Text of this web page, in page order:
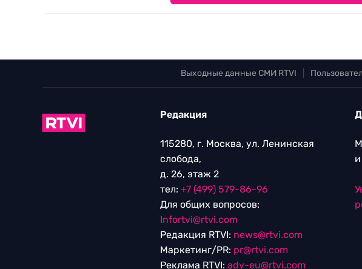
Выходные данные СМИ RTVI
Редакция
115280, г. Москва, ул. Ленинская
слобода,
д. 26, этаж 2
тел: +7 (499) 579-86-96
Для общих вопросов:
Infortvi@rtvi.com
Редакция RTVI: news@rtvi.com
Маркетинг/PR: pr@rtvi.com
Реклама RTVI: adv-eu@rtvi.com
и